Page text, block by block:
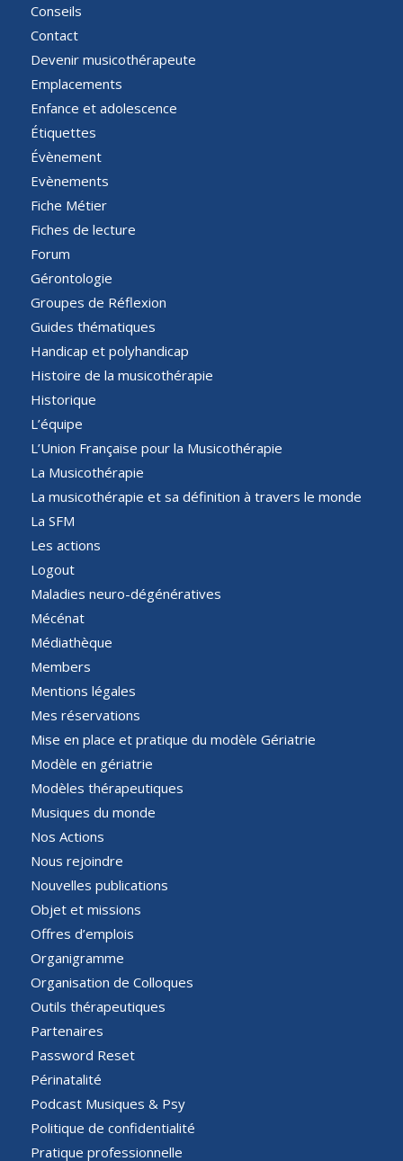
Conseils
Contact
Devenir musicothérapeute
Emplacements
Enfance et adolescence
Étiquettes
Évènement
Evènements
Fiche Métier
Fiches de lecture
Forum
Gérontologie
Groupes de Réflexion
Guides thématiques
Handicap et polyhandicap
Histoire de la musicothérapie
Historique
L’équipe
L’Union Française pour la Musicothérapie
La Musicothérapie
La musicothérapie et sa définition à travers le monde
La SFM
Les actions
Logout
Maladies neuro-dégénératives
Mécénat
Médiathèque
Members
Mentions légales
Mes réservations
Mise en place et pratique du modèle Gériatrie
Modèle en gériatrie
Modèles thérapeutiques
Musiques du monde
Nos Actions
Nous rejoindre
Nouvelles publications
Objet et missions
Offres d’emplois
Organigramme
Organisation de Colloques
Outils thérapeutiques
Partenaires
Password Reset
Périnatalité
Podcast Musiques & Psy
Politique de confidentialité
Pratique professionnelle